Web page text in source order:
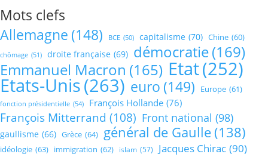
Mots clefs
Allemagne (148) BCE (50) capitalisme (70) Chine (60)
chômage (51) droite française (69) démocratie(169)
Emmanuel Macron (165) Etat(252)
Etats-Unis(263) euro (149) Europe (61)
fonction présidentielle (54) François Hollande (76)
François Mitterrand (108) Front national (98)
gaullisme (66) Grèce (64) général de Gaulle (138)
idéologie (63) immigration (62) islam (57) Jacques Chirac (90)